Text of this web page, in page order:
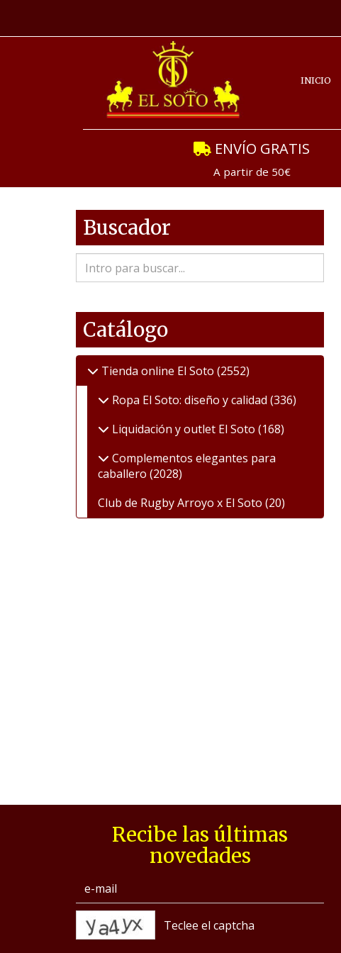
INICIO
ENVÍO GRATIS
A partir de 50€
Buscador
Catálogo
Tienda online El Soto (2552)
Ropa El Soto: diseño y calidad (336)
Liquidación y outlet El Soto (168)
Complementos elegantes para
caballero (2028)
Club de Rugby Arroyo x El Soto (20)
Recibe las últimas
novedades